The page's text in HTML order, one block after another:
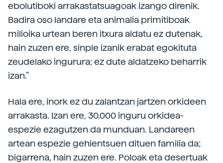
ebolutiboki arrakastatsuagoak izango direnik.
Badira oso landare eta animalia primitiboak
milioika urtean beren itxura aldatu ez dutenak,
hain zuzen ere, sinple izanik erabat egokituta
zeudelako ingurura; ez dute aldatzeko beharrik
izan.”
Hala ere, inork ez du zalantzan jartzen orkideen
arrakasta. Izan ere, 30.000 inguru orkidea-
espezie ezagutzen da munduan. Landareen
artean espezie gehientsuen dituen familia da;
bigarrena, hain zuzen ere. Poloak eta desertuak